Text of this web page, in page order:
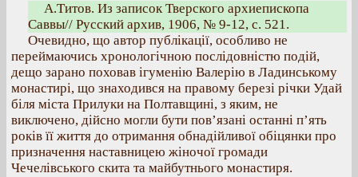
А.Титов. Из записок Тверского архиепископа
Саввы// Русский архив, 1906, № 9-12, с. 521.
Очевидно, що автор публікації, особливо не
переймаючись хронологічною послідовністю подій,
дещо зарано поховав ігуменію Валерію в Ладинському
монастирі, що знаходився на правому березі річки Удай
біля міста Прилуки на Полтавщині, з яким, не
виключено, дійсно могли бути пов’язані останні п’ять
років її життя до отримання обнадійливої обіцянки про
призначення наставницею жіночої громади
Чечелівського скита та майбутнього монастиря.